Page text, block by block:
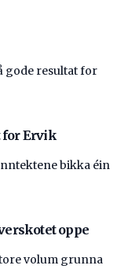
gode resultat for
for Ervik
bikka éin
oppe
volum grunna